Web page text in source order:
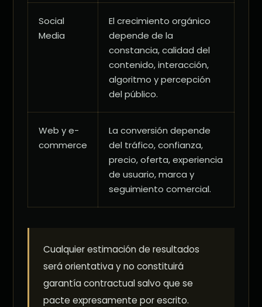
Social
Media
El crecimiento orgánico
depende de la
constancia, calidad del
contenido, interacción,
algoritmo y percepción
del público.
Web y e-
commerce
La conversión depende
del tráfico, confianza,
precio, oferta, experiencia
de usuario, marca y
seguimiento comercial.
Cualquier estimación de resultados
será orientativa y no constituirá
garantía contractual salvo que se
pacte expresamente por escrito.